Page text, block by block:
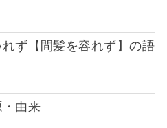
ず【間髪を容れず】の語
由来